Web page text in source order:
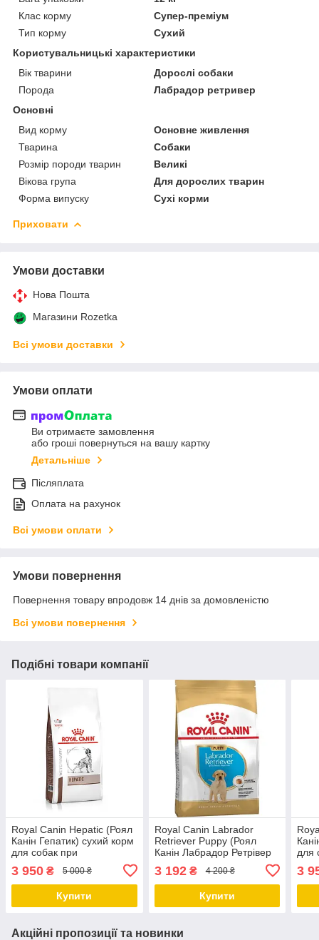
Клас корму
Супер-преміум
Тип корму
Сухий
Користувальницькі характеристики
Вік тварини
Дорослі собаки
Порода
Лабрадор ретривер
Основні
Вид корму
Основне живлення
Тварина
Собаки
Розмір породи тварин
Великі
Вікова група
Для дорослих тварин
Форма випуску
Сухі корми
Приховати
Умови доставки
Нова Пошта
Магазини Rozetka
Всі умови доставки
Умови оплати
Ви отримаєте замовлення
або гроші повернуться на вашу картку
Детальніше
Післяплата
Оплата на рахунок
Всі умови оплати
Умови повернення
Повернення товару впродовж 14 днів за домовленістю
Всі умови повернення
Подібні товари компанії
Royal Canin Hepatic (Роял
Канін Гепатик) сухий корм
для собак при
захворюванні печінки, 12
КГ
3 950 ₴ 5 000 ₴
Купити
Royal Canin Labrador
Retriever Puppy (Роял
Канін Лабрадор Ретрівер
цуценят, 12 КГ
3 192₴ 4 200 ₴
Купити
для
КГ
3
Акційні пропозиції та новинки